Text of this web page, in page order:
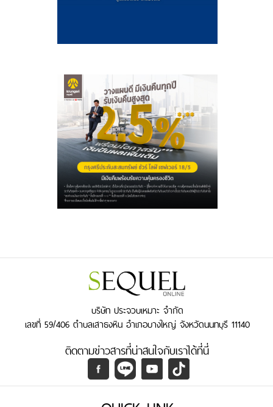
บริษัท ประจวบเหมาะ จำกัด
เลขที่ 59/406 ตำบลเสาธงหิน อำเภอบางใหญ่ จังหวัดนนทบุรี 11140
ติดตามข่าวสารที่น่าสนใจกับเราได้ที่นี่